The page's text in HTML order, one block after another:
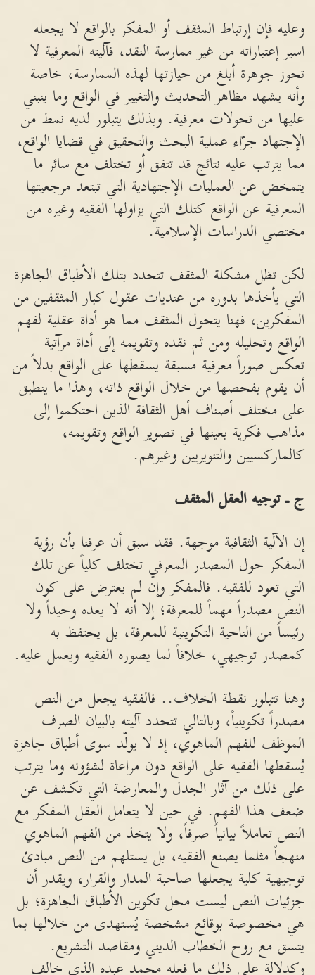
وعليه فإن إرتباط المثقف أو المفكر بالواقع لا يجعله
اسير إعتباراته من غير ممارسة النقد، فآليته المعرفية لا
تحوز جوهرة أبلغ من حيازتها لهذه الممارسة، خاصة
وأنه يشهد مظاهر التحديث والتغيير في الواقع وما ينبني
عليها من تحولات معرفية. وبذلك يتبلور لديه نمط من
الإجتهاد جرّاء عملية البحث والتحقيق في قضايا الواقع،
مما يترتب عليه نتائج قد تتفق أو تختلف مع سائر ما
يتمخض عن العمليات الإجتهادية التي تبتعد مرجعيتها
المعرفية عن الواقع كتلك التي يزاولها الفقيه وغيره من
مختصي الدراسات الإسلامية.
لكن تظل مشكلة المثقف تتحدد بتلك الأطباق الجاهزة
التي يأخذها بدوره من عنديات عقول كبار المثقفين من
المفكرين، فهنا يتحول المثقف مما هو أداة عقلية لفهم
الواقع وتحليله ومن ثم نقده وتقويمه إلى أداة مرآتية
تعكس صوراً معرفية مسبقة يسقطها على الواقع بدلاً من
أن يقوم بفحصها من خلال الواقع ذاته، وهذا ما ينطبق
على مختلف أصناف أهل الثقافة الذين احتكموا إلى
مذاهب فكرية بعينها في تصوير الواقع وتقويمه،
كالماركسيين والتنويريين وغيرهم.
ج ـ توجيه العقل المثقف
إن الآلية الثقافية موجهة. فقد سبق أن عرفنا بأن رؤية
المفكر حول المصدر المعرفي تختلف كلياً عن تلك
التي تعود للفقيه. فالمفكر وإن لم يعترض على كون
النص مصدراً مهماً للمعرفة؛ إلا أنه لا يعده وحيداً ولا
رئيساً من الناحية التكوينية للمعرفة، بل يحتفظ به
كمصدر توجيهي، خلافاً لما يصوره الفقيه ويعمل عليه.
وهنا تتبلور نقطة الخلاف.. فالفقيه يجعل من النص
مصدراً تكوينياً، وبالتالي تتحدد آليته بالبيان الصرف
الموظف للفهم الماهوي، إذ لا يولّد سوى أطباق جاهزة
يُسقطها الفقيه على الواقع دون مراعاة لشؤونه وما يترتب
على ذلك من آثار الجدل والمعارضة التي تكشف عن
ضعف هذا الفهم. في حين لا يتعامل العقل المفكر مع
النص تعاملاً بيانياً صرفاً، ولا يتخذ من الفهم الماهوي
منهجاً مثلما يصنع الفقيه، بل يستلهم من النص مبادئ
توجيهية كلية يجعلها صاحبة المدار والقرار، ويقدر أن
جزئيات النص ليست محل تكوين الأطباق الجاهزة؛ بل
هي مخصوصة بوقائع مشخصة يُستهدى من خلالها بما
يتسق مع روح الخطاب الديني ومقاصد التشريع.
وكدلالة على ذلك ما فعله محمد عبده الذي خالف